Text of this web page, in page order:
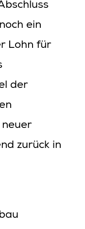
ein
Lohn für
der
neuer
zurück in